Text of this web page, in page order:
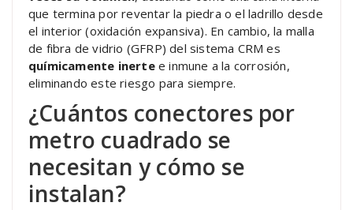
que termina por reventar la piedra o el ladrillo desde
el interior (oxidación expansiva). En cambio, la malla
de fibra de vidrio (GFRP) del sistema CRM es
químicamente inertee inmune a la corrosión,
eliminando este riesgo para siempre.
¿Cuántos conectores por
metro cuadrado se
necesitan y cómo se
instalan?